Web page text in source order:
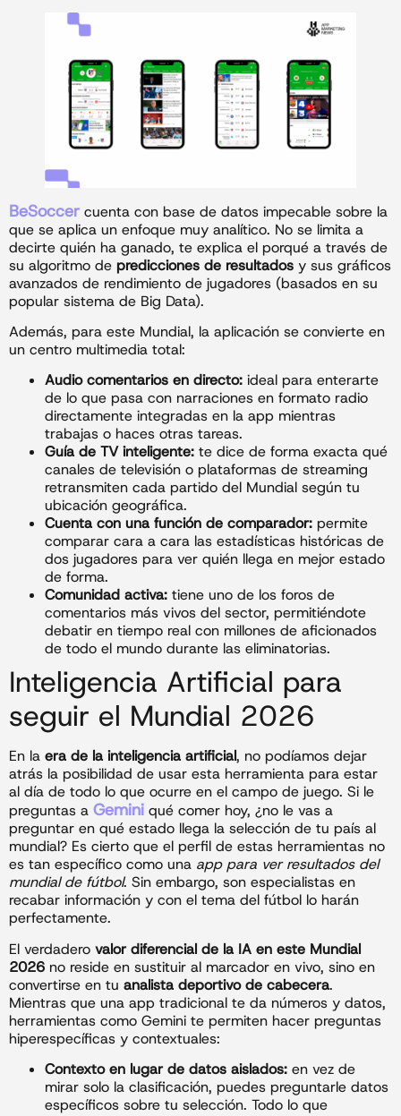
BeSoccer cuenta con base de datos impecable sobre la
que se aplica un enfoque muy analítico. No se limita a
decirte quién ha ganado, te explica el porqué a través de
su algoritmo de predicciones de resultados y sus gráficos
avanzados de rendimiento de jugadores (basados en su
popular sistema de Big Data).
Además, para este Mundial, la aplicación se convierte en
un centro multimedia total:
Audio comentarios en directo: ideal para enterarte
de lo que pasa con narraciones en formato radio
directamente integradas en la app mientras
trabajas o haces otras tareas.
Guía de TV inteligente: te dice de forma exacta qué
canales de televisión o plataformas de streaming
retransmiten cada partido del Mundial según tu
ubicación geográfica.
Cuenta con una función de comparador: permite
comparar cara a cara las estadísticas históricas de
dos jugadores para ver quién llega en mejor estado
de forma.
Comunidad activa: tiene uno de los foros de
comentarios más vivos del sector, permitiéndote
debatir en tiempo real con millones de aficionados
de todo el mundo durante las eliminatorias.
Inteligencia Artificial para
seguir el Mundial 2026
En la era de la inteligencia artificial, no podíamos dejar
atrás la posibilidad de usar esta herramienta para estar
al día de todo lo que ocurre en el campo de juego. Si le
preguntas a Gemini qué comer hoy, ¿no le vas a
preguntar en qué estado llega la selección de tu país al
mundial? Es cierto que el perfil de estas herramientas no
es tan específico como una app para ver resultados del
mundial de fútbol. Sin embargo, son especialistas en
recabar información y con el tema del fútbol lo harán
perfectamente.
El verdadero valor diferencial de la IA en este Mundial
2026 no reside en sustituir al marcador en vivo, sino en
convertirse en tu analista deportivo de cabecera.
Mientras que una app tradicional te da números y datos,
herramientas como Gemini te permiten hacer preguntas
hiperespecíficas y contextuales:
Contexto en lugar de datos aislados: en vez de
mirar solo la clasificación, puedes preguntarle datos
específicos sobre tu selección. Todo lo que